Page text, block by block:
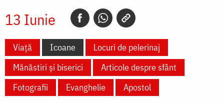
13 Iunie
Viață Icoane
Locuri de pelerinaj
Mănăstiri și biserici
Articole despre sfânt
Fotografii
Evanghelie Apostol